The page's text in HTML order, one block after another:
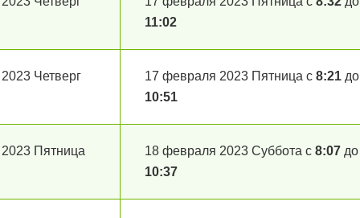
11:02
Четверг
17 февраля 2023 Пятница с 8:21 до
10:51
Пятница
18 февраля 2023 Суббота с 8:07 до
10:37